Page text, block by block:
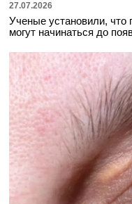
27.07.2026
Ученые установили, что
могут начинаться до